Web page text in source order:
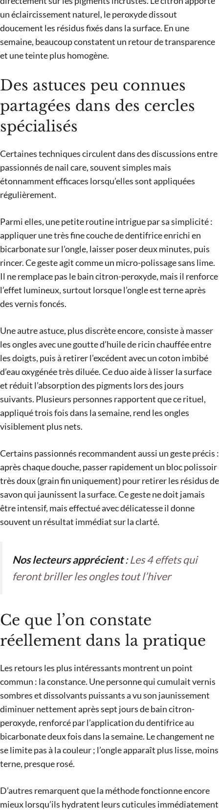
un éclaircissement naturel, le peroxyde dissout
doucement les résidus fixés dans la surface. En une
semaine, beaucoup constatent un retour de transparence
et une teinte plus homogène.
Des astuces peu connues
partagées dans des cercles
spécialisés
Certaines techniques circulent dans des discussions entre
passionnés de nail care, souvent simples mais
étonnamment efficaces lorsqu’elles sont appliquées
régulièrement.
Parmi elles, une petite routine intrigue par sa simplicité :
appliquer une très fine couche de dentifrice enrichi en
bicarbonate sur l’ongle, laisser poser deux minutes, puis
rincer. Ce geste agit comme un micro-polissage sans lime.
Il ne remplace pas le bain citron-peroxyde, mais il renforce
l’effet lumineux, surtout lorsque l’ongle est terne après
des vernis foncés.
Une autre astuce, plus discrète encore, consiste à masser
les ongles avec une goutte d’huile de ricin chauffée entre
les doigts, puis à retirer l’excédent avec un coton imbibé
d’eau oxygénée très diluée. Ce duo aide à lisser la surface
et réduit l’absorption des pigments lors des jours
suivants. Plusieurs personnes rapportent que ce rituel,
appliqué trois fois dans la semaine, rend les ongles
visiblement plus nets.
Certains passionnés recommandent aussi un geste précis :
après chaque douche, passer rapidement un bloc polissoir
très doux (grain fin uniquement) pour retirer les résidus de
savon qui jaunissent la surface. Ce geste ne doit jamais
être intensif, mais effectué avec délicatesse il donne
souvent un résultat immédiat sur la clarté.
Nos lecteurs apprécient:Les 4 effets qui
feront briller les ongles tout l’hiver
Ce que l’on constate
réellement dans la pratique
Les retours les plus intéressants montrent un point
commun : la constance. Une personne qui cumulait vernis
sombres et dissolvants puissants a vu son jaunissement
diminuer nettement après sept jours de bain citron-
peroxyde, renforcé par l’application du dentifrice au
bicarbonate deux fois dans la semaine. Le changement ne
se limite pas à la couleur ; l’ongle apparaît plus lisse, moins
terne, presque rosé.
D’autres remarquent que la méthode fonctionne encore
mieux lorsqu’ils hydratent leurs cuticules immédiatement